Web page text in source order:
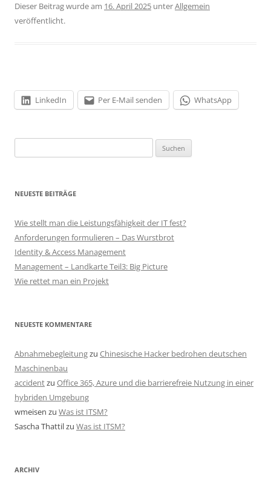
Dieser Beitrag wurde am 16. April 2025 unterAllgemein
veröffentlicht.
LinkedIn Per E-Mail senden WhatsApp
nach:
NEUESTE BEITRÄGE
Wie stellt man die Leistungsfähigkeit der IT fest?
Anforderungen formulieren – Das Wurstbrot
Identity & Access Management
Management – Landkarte Teil3: Big Picture
Wie rettet man ein Projekt
NEUESTE KOMMENTARE
Abnahmebegleitungzu Chinesische Hacker bedrohen deutschen
Maschinenbau
accidentzu Office 365, Azure und die barrierefreie Nutzung in einer
hybriden Umgebung
wmeisen zu Was ist ITSM?
Sascha Thattilzu Was ist ITSM?
ARCHIV